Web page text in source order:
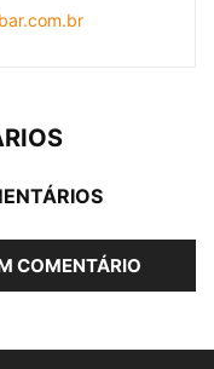
COMENTÁRIO